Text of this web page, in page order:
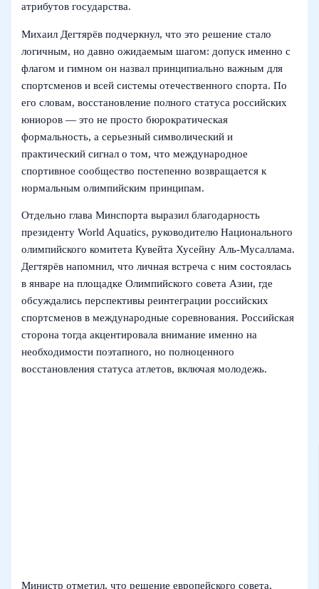
атрибутов государства.
Михаил Дегтярёв подчеркнул, что это решение стало
логичным, но давно ожидаемым шагом: допуск именно с
флагом и гимном он назвал принципиально важным для
спортсменов и всей системы отечественного спорта. По
его словам, восстановление полного статуса российских
юниоров — это не просто бюрократическая
формальность, а серьезный символический и
практический сигнал о том, что международное
спортивное сообщество постепенно возвращается к
нормальным олимпийским принципам.
Отдельно глава Минспорта выразил благодарность
президенту World Aquatics, руководителю Национального
олимпийского комитета Кувейта Хусейну Аль‑Мусаллама.
Дегтярёв напомнил, что личная встреча с ним состоялась
в январе на площадке Олимпийского совета Азии, где
обсуждались перспективы реинтеграции российских
спортсменов в международные соревнования. Российская
сторона тогда акцентировала внимание именно на
необходимости поэтапного, но полноценного
восстановления статуса атлетов, включая молодежь.
Министр отметил, что решение европейского совета,